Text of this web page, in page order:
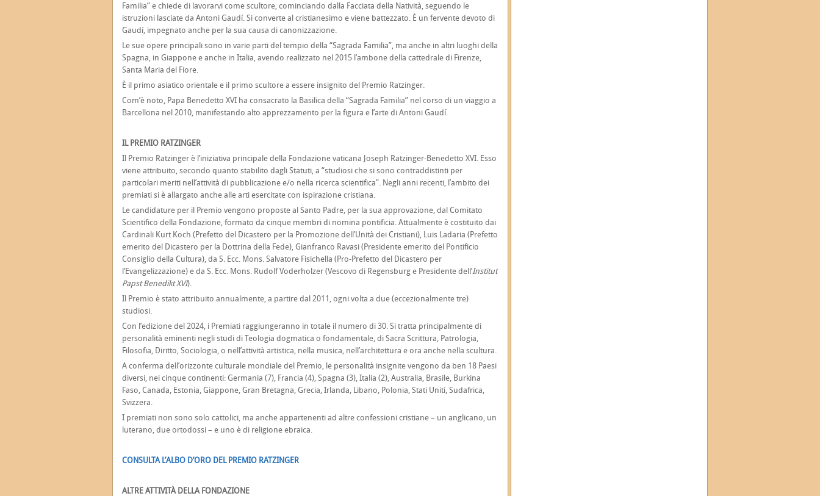
Familia” e chiede di lavorarvi come scultore, cominciando dalla Facciata della Natività, seguendo le
istruzioni lasciate da Antoni Gaudí. Si converte al cristianesimo e viene battezzato. È un fervente devoto di
Gaudí, impegnato anche per la sua causa di canonizzazione.
Le sue opere principali sono in varie parti del tempio della “Sagrada Familia”, ma anche in altri luoghi della
Spagna, in Giappone e anche in Italia, avendo realizzato nel 2015 l’ambone della cattedrale di Firenze,
Santa Maria del Fiore.
È il primo asiatico orientale e il primo scultore a essere insignito del Premio Ratzinger.
Com’è noto, Papa Benedetto XVI ha consacrato la Basilica della “Sagrada Familia” nel corso di un viaggio a
Barcellona nel 2010, manifestando alto apprezzamento per la figura e l’arte di Antoni Gaudí.
IL PREMIO RATZINGER
Il Premio Ratzinger è l’iniziativa principale della Fondazione vaticana Joseph Ratzinger-Benedetto XVI. Esso
viene attribuito, secondo quanto stabilito dagli Statuti, a “studiosi che si sono contraddistinti per
particolari meriti nell’attività di pubblicazione e/o nella ricerca scientifica”. Negli anni recenti, l’ambito dei
premiati si è allargato anche alle arti esercitate con ispirazione cristiana.
Le candidature per il Premio vengono proposte al Santo Padre, per la sua approvazione, dal Comitato
Scientifico della Fondazione, formato da cinque membri di nomina pontificia. Attualmente è costituito dai
Cardinali Kurt Koch (Prefetto del Dicastero per la Promozione dell’Unità dei Cristiani), Luis Ladaria (Prefetto
emerito del Dicastero per la Dottrina della Fede), Gianfranco Ravasi (Presidente emerito del Pontificio
Consiglio della Cultura), da S. Ecc. Mons. Salvatore Fisichella (Pro-Prefetto del Dicastero per
l’Evangelizzazione) e da S. Ecc. Mons. Rudolf Voderholzer (Vescovo di Regensburg e Presidente dell’Institut
Papst Benedikt XVI).
Il Premio è stato attribuito annualmente, a partire dal 2011, ogni volta a due (eccezionalmente tre)
studiosi.
Con l’edizione del 2024, i Premiati raggiungeranno in totale il numero di 30. Si tratta principalmente di
personalità eminenti negli studi di Teologia dogmatica o fondamentale, di Sacra Scrittura, Patrologia,
Filosofia, Diritto, Sociologia, o nell’attività artistica, nella musica, nell’architettura e ora anche nella scultura.
A conferma dell’orizzonte culturale mondiale del Premio, le personalità insignite vengono da ben 18 Paesi
diversi, nei cinque continenti: Germania (7), Francia (4), Spagna (3), Italia (2), Australia, Brasile, Burkina
Faso, Canada, Estonia, Giappone, Gran Bretagna, Grecia, Irlanda, Libano, Polonia, Stati Uniti, Sudafrica,
Svizzera.
I premiati non sono solo cattolici, ma anche appartenenti ad altre confessioni cristiane – un anglicano, un
luterano, due ortodossi – e uno è di religione ebraica.
CONSULTA L’ALBO D’ORO DEL PREMIO RATZINGER
ALTRE ATTIVITÀ DELLA FONDAZIONE